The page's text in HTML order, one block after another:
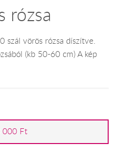
rózsa
szál vörös rózsa díszítve.
(kb 50-60 cm) A kép
000 Ft